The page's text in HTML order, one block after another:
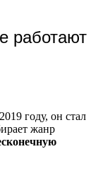
работают
году, он стал
жанр